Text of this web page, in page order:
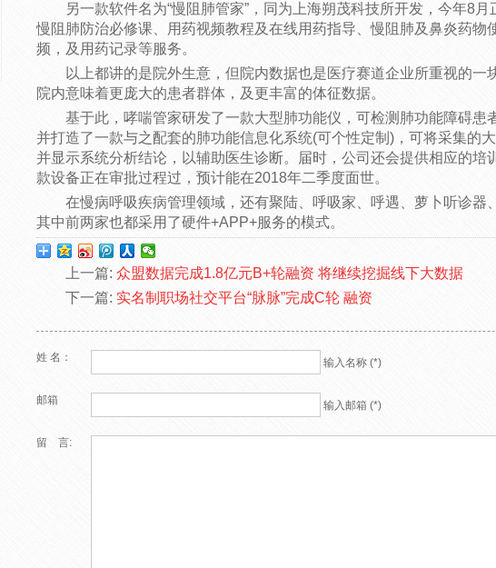
另一款软件名为“慢阻肺管家”，同为上海朔茂科技所开发，今年8月
慢阻肺防治必修课、用药视频教程及在线用药指导、慢阻肺及鼻炎药物
频，及用药记录等服务。
以上都讲的是院外生意，但院内数据也是医疗赛道企业所重视的一
院内意味着更庞大的患者群体，及更丰富的体征数据。
基于此，哮喘管家研发了一款大型肺功能仪，可检测肺功能障碍患
并打造了一款与之配套的肺功能信息化系统(可个性定制)，可将采集的大
并显示系统分析结论，以辅助医生诊断。届时，公司还会提供相应的培
款设备正在审批过程过，预计能在2018年二季度面世。
在慢病呼吸疾病管理领域，还有聚陆、呼吸家、呼遇、萝卜听诊器
其中前两家也都采用了硬件+APP+服务的模式。
上一篇: 众盟数据完成1.8亿元B+轮融资 将继续挖掘线下大数据
下一篇: 实名制职场社交平台“脉脉”完成C轮 融资
姓 名： 输入名称 (*)
邮箱 输入邮箱 (*)
留 言: